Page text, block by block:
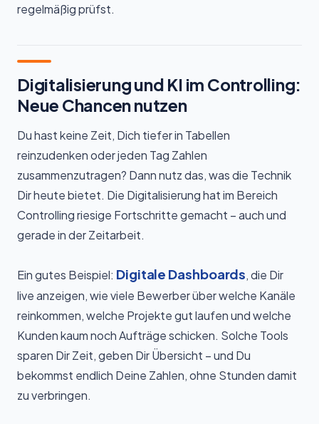
regelmäßig prüfst.
Digitalisierung und KI im Controlling:
Neue Chancen nutzen
Du hast keine Zeit, Dich tiefer in Tabellen
reinzudenken oder jeden Tag Zahlen
zusammenzutragen? Dann nutz das, was die Technik
Dir heute bietet. Die Digitalisierung hat im Bereich
Controlling riesige Fortschritte gemacht – auch und
gerade in der Zeitarbeit.
Ein gutes Beispiel: Digitale Dashboards, die Dir
live anzeigen, wie viele Bewerber über welche Kanäle
reinkommen, welche Projekte gut laufen und welche
Kunden kaum noch Aufträge schicken. Solche Tools
sparen Dir Zeit, geben Dir Übersicht – und Du
bekommst endlich Deine Zahlen, ohne Stunden damit
zu verbringen.